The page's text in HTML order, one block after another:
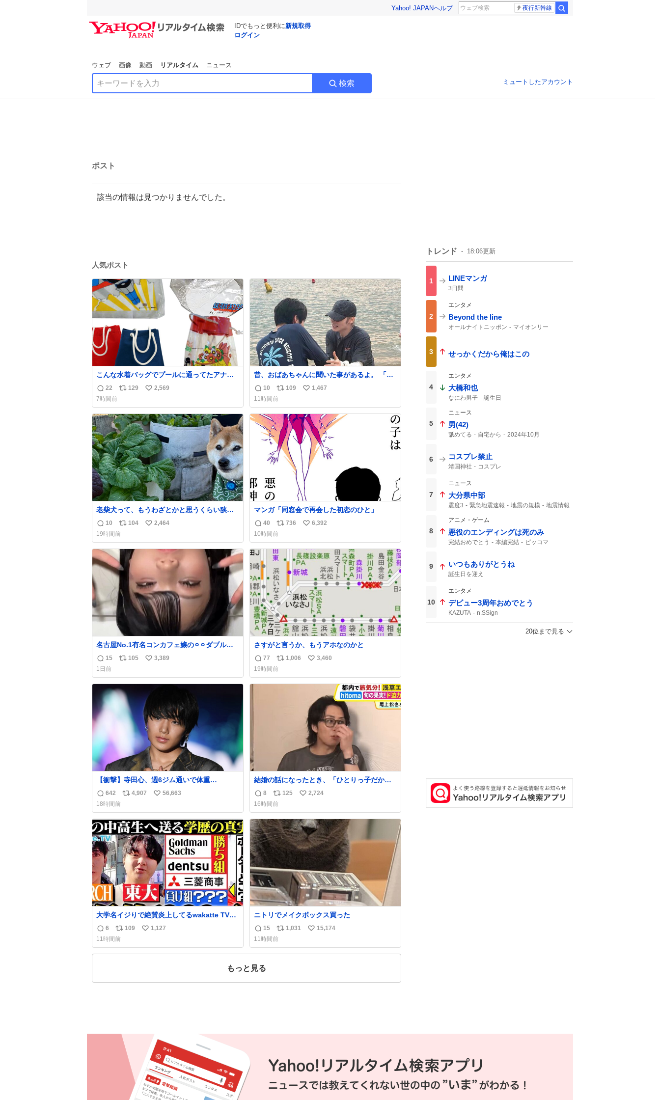
Yahoo! JAPANヘルプ 夜行新幹線
IDでもっと便利に新規取得
ログイン
ウェブ 画像 動画 リアルタイム ニュース
検索 ミュートしたアカウント
ポスト
該当の情報は見つかりませんでした。
人気ポスト
こんな水着バッグでプールに通ってたアナ
タ、完全なる同世代（笑） #70年代 #80年
代 #昭和レトロ
返
信
数
22
リ
ス
ト
数
129
い
ね
数
2,569
7時間前
昔、おばあちゃんに聞いた事があるよ。 「カ
イちゃんをいじめると、アイツが海から上が
って来るぞ。」って。
返
信
数
10
リ
ポ
ス
ト
数
109
い
ね
数
1,467
11時間前
老柴犬って、もうわざとかと思うくらい狭い
ところに自らはまりにいくじゃないですか？
今朝ガーデニングしてる飼い主の間にはまっ
てきて、最高に可愛かった♥️
返
信
数
10
リ
ポ
ス
ト
数
104
い
ね
2,464
19時間前
マンガ「同窓会で再会した初恋のひと」
返
信
数
40
リ
ポ
ス
ト
数
736
い
ね
数
6,392
10時間前
名古屋No.1有名コンカフェ嬢の⚪︎⚪︎ダブルピ
ース アフターで毎回これしてくれたらそりゃ
通うわw
返
信
数
15
リ
ス
ト
105
い
ね
数
3,389
1日前
さすがと言うか、もうアホなのかと
返
信
数
77
リ
ポ
ス
1,006
い
ね
3,460
19時間前
【衝撃】寺田心、週6ジム通いで体重
62kg→82kgに 110kgのベンチプレス持ち上
げる姿披露
news.livedoor.com/article/detail… 元々自重
のみだったが、更に筋肉を大きくするためジ
ム通いを開始。筋肉増量のためおにぎり10
個、ゼリー飲料3～4本、パスタと毎日4千kcal
オーバーの食事を摂取し、増量したという。
返
信
数
642
リ
ス
ト
数
4,907
い
ね
数
56,663
18時間前
結婚の話になったとき、「ひとりっ子だから
僕が諦めた瞬間に一族が潰える」「死ぬとき1
人とか嫌」だから結婚願望は"ある"って答え
たものの、結局「（結婚は）向いてねぇのか
もしれない」で締める北山くん、きっといろ
いろ考えて言葉を選んで、まるく収めてくれ
たんだなと思った
返
信
数
8
リ
ポ
ス
ト
数
125
い
ね
数
2,724
16時間前
大学名イジりで絶賛炎上してるwakatte TV，
さらに深刻な問題はこっちでは？ ・都内の特
定企業に入るのを極度に推奨し，それ以外の
地域で堅実に生きるのを周縁化する ・恋愛に
かまけ，「陽キャラ」として振る舞うのを極
返
信
数
6
リ
ポ
ス
109
い
ね
1,127
11時間前
ニトリでメイクボックス買った
返
信
数
15
リ
ポ
ス
1,031
い
ね
15,174
11時間前
もっと見る
トレンド 18:06更新
1 LINEマンガ
3日間
2
エンタメ
Beyond the line
オールナイトニッポン マイオンリー
3 せっかくだから俺はこの
4
エンタメ
大橋和也
なにわ男子 誕生日
5
ニュース
男(42)
舐めてる 自宅から 2024年10月
6 コスプレ禁止
靖国神社 コスプレ
7
ニュース
大分県中部
震度3 緊急地震速報 地震の規模
地震情報
8
アニメ・ゲーム
悪役のエンディングは死のみ
完結おめでとう 本編完結
ピッコマ
9 いつもありがとうね
誕生日を迎え
10
エンタメ
デビュー3周年おめでとう
KAZUTA n.SSign
20位まで見る